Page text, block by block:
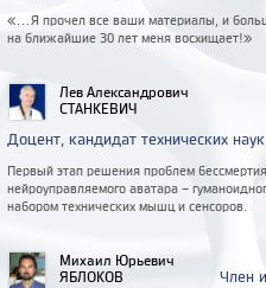
«...Я прочел все ваши материалы, и
на ближайшие 30 лет меня восхищает!»
Лев Александрович
СТАНКЕВИЧ
Доцент, кандидат технических
Первый этап решения проблем
нейроуправляемого аватара –
набором технических мышц и сенсоров.
Михаил Юрьевич
ЯБЛОКОВ
Член